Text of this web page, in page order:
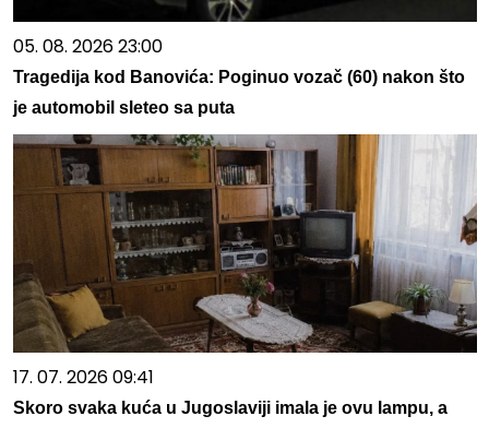
05. 08. 2026 23:00
Tragedija kod Banovića: Poginuo vozač (60) nakon što
je automobil sleteo sa puta
17. 07. 2026 09:41
Skoro svaka kuća u Jugoslaviji imala je ovu lampu, a